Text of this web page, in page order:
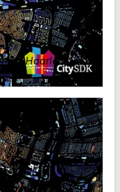
Haarlem .